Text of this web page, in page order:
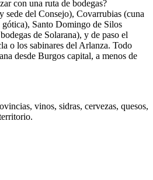
con una ruta de bodegas?
sede del Consejo), Covarrubias (cuna
Santo Domingo de Silos
de Solarana), y de paso el
o los sabinares del Arlanza. Todo
desde Burgos capital, a menos de
vinos, sidras, cervezas, quesos,